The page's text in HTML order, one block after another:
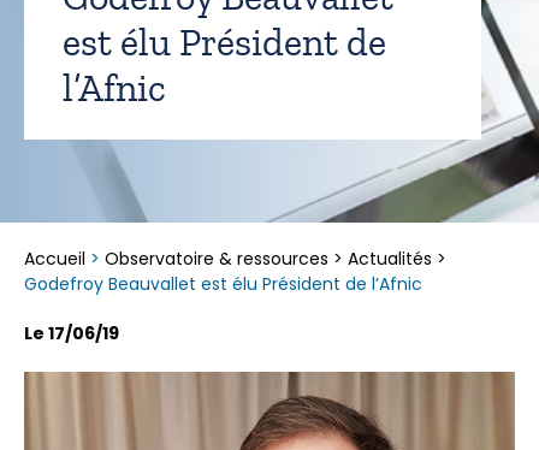
est élu Président de
l’Afnic
Accueil > Observatoire & ressources > Actualités >
Godefroy Beauvallet est élu Président de l’Afnic
Le 17/06/19